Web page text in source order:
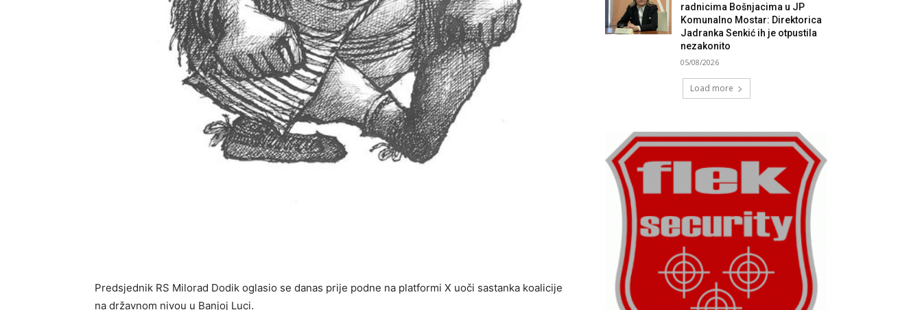
Predsjednik RS Milorad Dodik oglasio se danas prije podne na platformi X uoči sastanka koalicije
na državnom nivou u Banjoj Luci.
radnicima Bošnjacima u JP
Komunalno Mostar: Direktorica
Jadranka Senkić ih je otpustila
nezakonito
05/08/2026
Load more